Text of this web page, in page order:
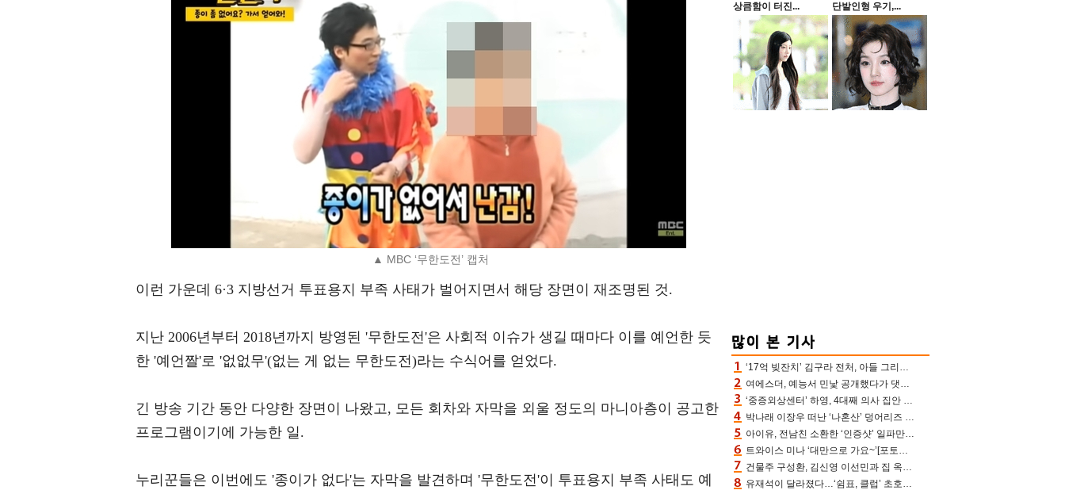
▲ MBC ‘무한도전’ 캡처
이런 가운데 6·3 지방선거 투표용지 부족 사태가 벌어지면서 해당 장면이 재조명된 것.
지난 2006년부터 2018년까지 방영된 '무한도전'은 사회적 이슈가 생길 때마다 이를 예언한 듯
한 '예언짤'로 '없없무'(없는 게 없는 무한도전)라는 수식어를 얻었다.
긴 방송 기간 동안 다양한 장면이 나왔고, 모든 회차와 자막을 외울 정도의 마니아층이 공고한
프로그램이기에 가능한 일.
누리꾼들은 이번에도 '종이가 없다'는 자막을 발견하며 '무한도전'이 투표용지 부족 사태도 예
상큼함이 터진... 단발인형 우기,...
‘17억 빚잔치’ 김구라 전처, 아들 그리는 “나 뿐인데” 친엄마 챙기는 효심 눈길
여에스더, 예능서 민낯 공개했다가 댓글에 충격 “눈 왜 저렇게 처졌냐고”(에스더TV)
‘중증외상센터’ 하영, 4대째 의사 집안 인증 “증조부, 고종 황제 진료”(옥문아)[어제TV]
박나래 이장우 떠난 ‘나혼산’ 덩어리즈 왔다, 1인 1케이크에 팜유 전현무 충격[어제TV]
아이유, 전남친 소환한 ‘인증샷’ 일파만파 속…남사친 변우석 선물도 남겼나 ‘훈훈’
트와이스 미나 ‘대만으로 가요~’[포토엔HD]
건물주 구성환, 김신영 이선민과 집 옥상서 41만원 한우 파티 “화력이 성화봉송”(나혼산)
유재석이 달라졌다…‘쉼표, 클럽’ 초호화 코스에 주우재도 감탄 (놀면 뭐하니?)